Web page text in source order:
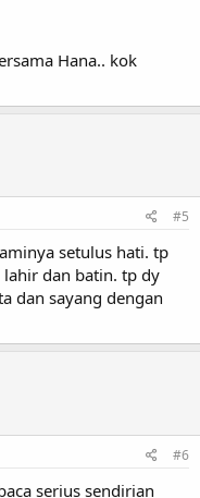
Hana.. kok
#5
setulus hati. tp
lahir dan batin. tp dy
dan sayang dengan
#6
serius sendirian